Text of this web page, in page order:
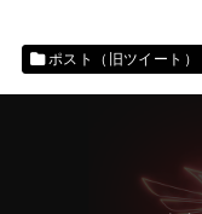
ポスト（旧ツイート）